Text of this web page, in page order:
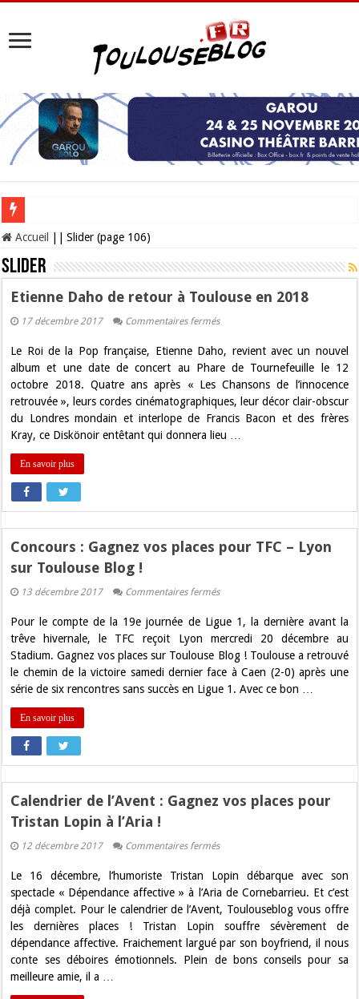
Les Nocturnes de la Cité de l’espace 2026 : l’événement incontournable de
Accueil Slider (page 106)
Slider
Etienne Daho de retour à Toulouse en 2018
17 décembre 2017 Commentaires ferméssur
de
retour
Toulouse
en
2018
Le Roi de la Pop française, Etienne Daho, revient avec un nouvel
album et une date de concert au Phare de Tournefeuille le 12
octobre 2018. Quatre ans après « Les Chansons de l’innocence
retrouvée », leurs cordes cinématographiques, leur décor clair-obscur
du Londres mondain et interlope de Francis Bacon et des frères
Kray, ce Diskönoir entêtant qui donnera lieu …
En savoir plus
Concours : Gagnez vos places pour TFC – Lyon
sur Toulouse Blog !
13 décembre 2017 Commentaires ferméssur
Gagnez
vos
pour
TFC
Lyon
Pour le compte de la 19e journée de Ligue 1, la dernière avant la
trêve hivernale, le TFC reçoit Lyon mercredi 20 décembre au
Stadium. Gagnez vos places sur Toulouse Blog ! Toulouse a retrouvé
le chemin de la victoire samedi dernier face à Caen (2-0) après une
série de six rencontres sans succès en Ligue 1. Avec ce bon …
En savoir plus
Calendrier de l’Avent : Gagnez vos places pour
Tristan Lopin à l’Aria !
12 décembre 2017 Commentaires ferméssur
l’Avent
:
vos
places
Tristan
Lopin
Le 16 décembre, l’humoriste Tristan Lopin débarque avec son
spectacle « Dépendance affective » à l’Aria de Cornebarrieu. Et c’est
déjà complet. Pour le calendrier de l’Avent, Toulouseblog vous offre
les dernières places ! Tristan Lopin souffre sévèrement de
dépendance affective. Fraichement largué par son boyfriend, il nous
conte ses déboires émotionnels. Plein de bons conseils pour sa
meilleure amie, il a …